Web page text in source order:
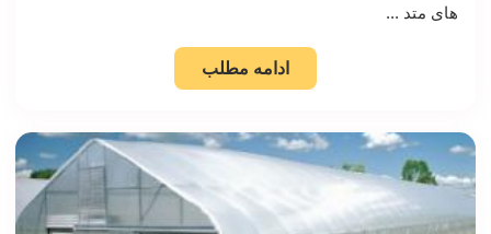
های متد ...
ادامه مطلب